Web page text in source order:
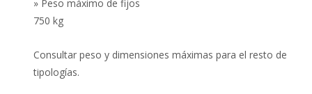
» Peso máximo de fijos
750 kg
Consultar peso y dimensiones máximas para el resto de
tipologías.